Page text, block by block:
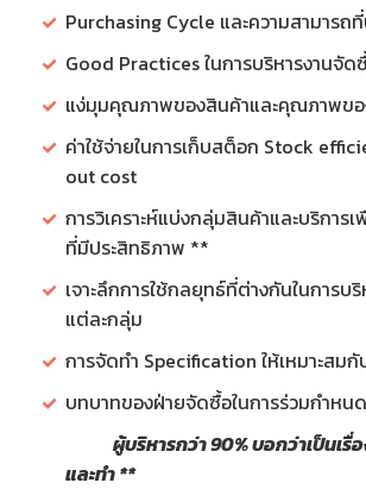
Purchasing Cycle และความสามาร
Good Practices ในการบริหารงานจัด
แง่มุมคุณภาพของสินค้าและคุณภาพขอ
ค่าใช้จ่ายในการเก็บสต็อก Stock
out cost
การวิเคราะห์แบ่งกลุ่มสินค้าและบริการ
ที่มีประสิทธิภาพ **
เจาะลึกการใช้กลยุทธ์ที่ต่างกันในการบ
แต่ละกลุ่ม
การจัดทำ Specification ให้เหมาะสม
บทบาทของฝ่ายจัดซื้อในการร่วมกำหน
ผู้บริหารกว่า 90% บอกว่าเป็นเ
และทำ **